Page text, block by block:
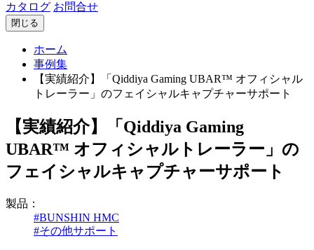
カタログ お問合せ
閉じる
ホーム
事例集
【実績紹介】「Qiddiya Gaming UBAR™ オフィシャル
トレーラー」のフェイシャルキャプチャーサポート
【実績紹介】「Qiddiya Gaming
UBAR™ オフィシャルトレーラー」の
フェイシャルキャプチャーサポート
製品：
#BUNSHIN HMC
#その他サポート